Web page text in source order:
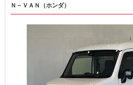
Ｎ－ＶＡＮ（ホンダ）